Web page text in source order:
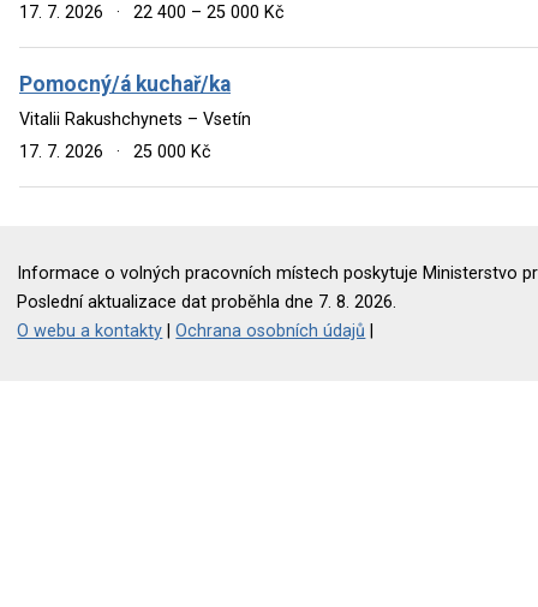
17. 7. 2026
· 22 400 – 25 000 Kč
Pomocný/á kuchař/ka
Vitalii Rakushchynets – Vsetín
17. 7. 2026
· 25 000 Kč
Informace o volných pracovních místech poskytuje Ministerstvo
Poslední aktualizace dat proběhla dne 7. 8. 2026.
O webu a kontakty |Ochrana osobních údajů